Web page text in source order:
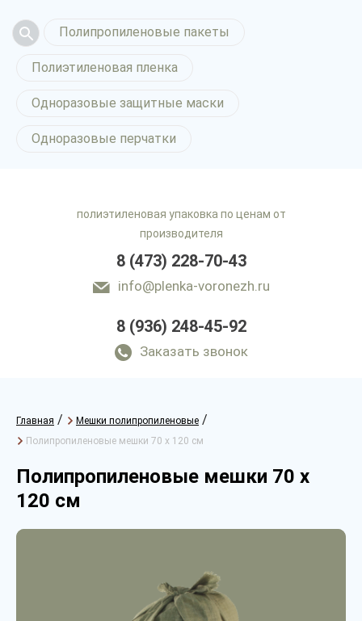
Полипропиленовые пакеты
Полиэтиленовая пленка
Одноразовые защитные маски
Одноразовые перчатки
полиэтиленовая упаковка по ценам от
производителя
8 (473) 228-70-43
info@plenka-voronezh.ru
8 (936) 248-45-92
Заказать звонок
Главная / Мешки полипропиленовые /
Полипропиленовые мешки 70 х 120 см
Полипропиленовые мешки 70 х
120 см